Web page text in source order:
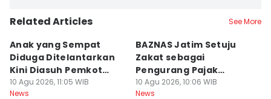
Related Articles See More
Anak yang Sempat
Diduga Ditelantarkan
Kini Diasuh Pemkot
Surabaya
10 Agu 2026, 11:05 WIB
News
BAZNAS Jatim Setuju
Zakat sebagai
Pengurang Pajak
Langsung
10 Agu 2026, 10:06 WIB
News